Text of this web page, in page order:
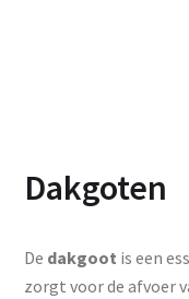
Dakgoten
De dakgoot is een
zorgt voor de afvoer